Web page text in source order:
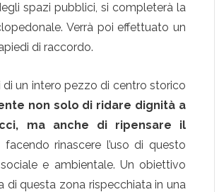
spazi pubblici, si completerà la
Verrà poi effettuato un
di raccordo.
un intero pezzo di centro storico
non solo di ridare dignità a
ma anche di ripensare il
facendo rinascere l’uso di questo
e ambientale. Un obiettivo
di questa zona rispecchiata in una